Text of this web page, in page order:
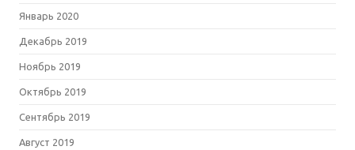
Январь 2020
Декабрь 2019
Ноябрь 2019
Октябрь 2019
Сентябрь 2019
Август 2019